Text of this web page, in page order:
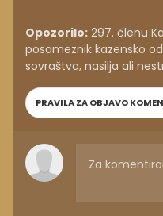
Opozorilo: 297. členu
posameznik kazensko
sovraštva, nasilja ali
PRAVILA ZA OBJAVO